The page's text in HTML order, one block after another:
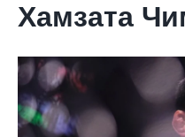
Хамзата